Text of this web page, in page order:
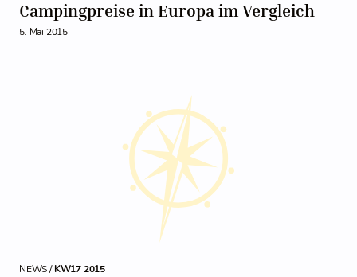
Campingpreise in Europa im Vergleich
5. Mai 2015
NEWS /KW17 2015